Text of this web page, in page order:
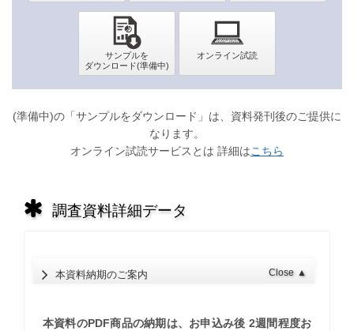
(準備中)の「サンプルをダウンロード」は、資料発刊後のご提供に
なります。
オンライン試読サービスとは 詳細はこちら
調査資料詳細データ
本資料納期のご案内 Close ▲
本資料のPDF商品の納期は、お申込み後 2週間程度お